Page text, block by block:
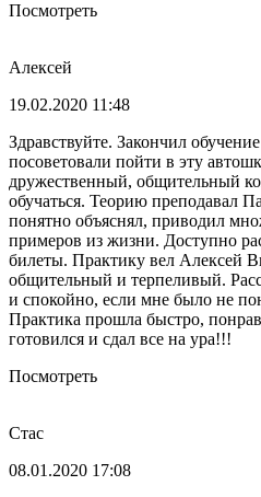
Посмотреть
Алексей
19.02.2020 11:48
Здравствуйте. Закончил
посоветовали пойти в эту
дружественный, общительный
обучаться. Теорию преподавал
понятно объяснял, приводил
примеров из жизни. Доступно
билеты. Практику вел Алексей
общительный и терпеливый.
и спокойно, если мне было не
Практика прошла быстро,
готовился и сдал все на ура!!!
Посмотреть
Стас
08.01.2020 17:08